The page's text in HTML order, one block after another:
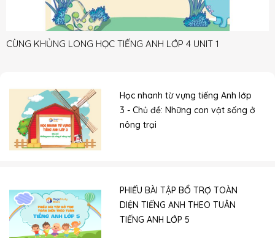
CÙNG KHỦNG LONG HỌC TIẾNG ANH LỚP 4 UNIT 1
Học nhanh từ vựng tiếng Anh lớp
3 - Chủ đề: Những con vật sống ở
nông trại
PHIẾU BÀI TẬP BỔ TRỢ TOÀN
DIỆN TIẾNG ANH THEO TUÂN
TIẾNG ANH LỚP 5